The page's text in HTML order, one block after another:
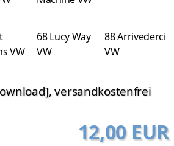
VW
68 Lucy Way
VW
88 Arrivederci
VW
versandkostenfrei
12,00 EUR